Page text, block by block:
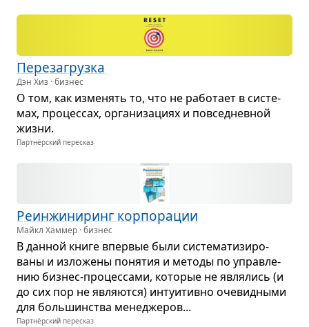
Пере­за­грузка
Дэн Хиз · бизнес
О том, как изме­нять то, что не рабо­тает в систе­
мах, про­цес­сах, орга­ни­за­циях и повсе­днев­ной
жизни.
Партнёрский пересказ
Реин­жи­ни­ринг кор­по­ра­ции
Майкл Хаммер · бизнес
В дан­ной книге впер­вые были систе­ма­ти­зи­ро­
ваны и изло­жены поня­тия и методы по управ­ле­
нию биз­нес-про­цес­сами, кото­рые не явля­лись (и
до сих пор не явля­ются) инту­и­тивно оче­вид­ными
для боль­шин­ства мене­дже­ров...
Партнёрский пересказ